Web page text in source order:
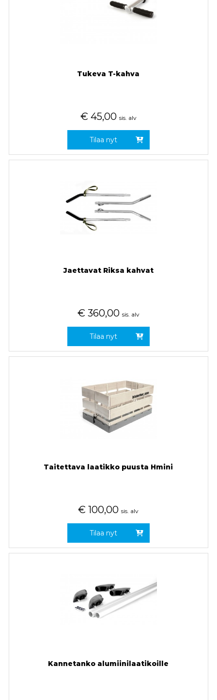
Tukeva T-kahva
€ 45,00 sis. alv
Tilaa nyt
Jaettavat Riksa kahvat
€ 360,00 sis. alv
Tilaa nyt
Taitettava laatikko puusta Hmini
€ 100,00 sis. alv
Tilaa nyt
Kannetanko alumiinilaatikoille